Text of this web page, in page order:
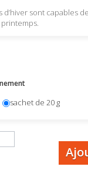
sont capables
sachet de 20 g